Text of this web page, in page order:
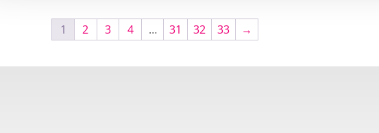
1 2 3 4 … 31 32 33 →